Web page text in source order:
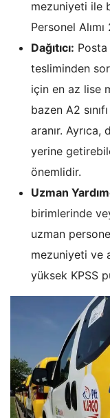
mezuniyeti ile
Personel
Dağıtıcı:
tesliminden
için en az lise
bazen A2
aranır.
yerine
önemlidir.
Uzman
birimlerinde
uzman
mezuniyeti ve
yüksek KPSS